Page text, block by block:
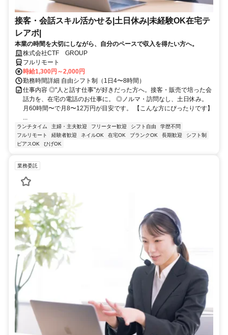
接客・会話スキル活かせる|土日休み|未経験OK在宅テ
レアポ|
本業の時間を大切にしながら、自分のペースで収入を得たい方へ。
株式会社CTF GROUP
フルリモート
時給1,300円～2,000円
勤務時間詳細 自由シフト制（1日4〜8時間）
仕事内容 ◎"人と話す仕事"が好きだった方へ。接客・販売で培った会
話力を、在宅の電話のお仕事に。 ◎ノルマ・訪問なし、土日休み。
月60時間〜で月8〜12万円が目安です。 【こんな方にぴったりです】
...
ランチタイム 主婦・主夫歓迎 フリーター歓迎 シフト自由
学歴不問
フルリモート
経験者歓迎 ネイルOK 在宅OK ブランクOK 長期歓迎
シフト制
ピアスOK
ひげOK
業務委託